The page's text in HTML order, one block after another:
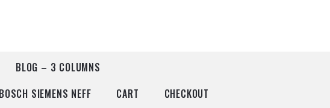
BLOG – 3 COLUMNS
BOSCH SIEMENS NEFF CART
CHECKOUT